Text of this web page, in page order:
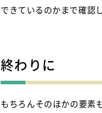
できているのかまで確認
終わりに
もちろんそのほかの要素